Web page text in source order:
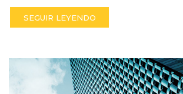
SEGUIR LEYENDO